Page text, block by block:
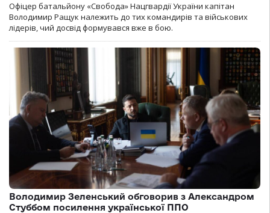
Офіцер батальйону «Свобода» Нацгвардії України капітан
Володимир Ращук належить до тих командирів та військових
лідерів, чий досвід формувався вже в бою.
Володимир Зеленський обговорив з Александром
Стуббом посилення української ППО